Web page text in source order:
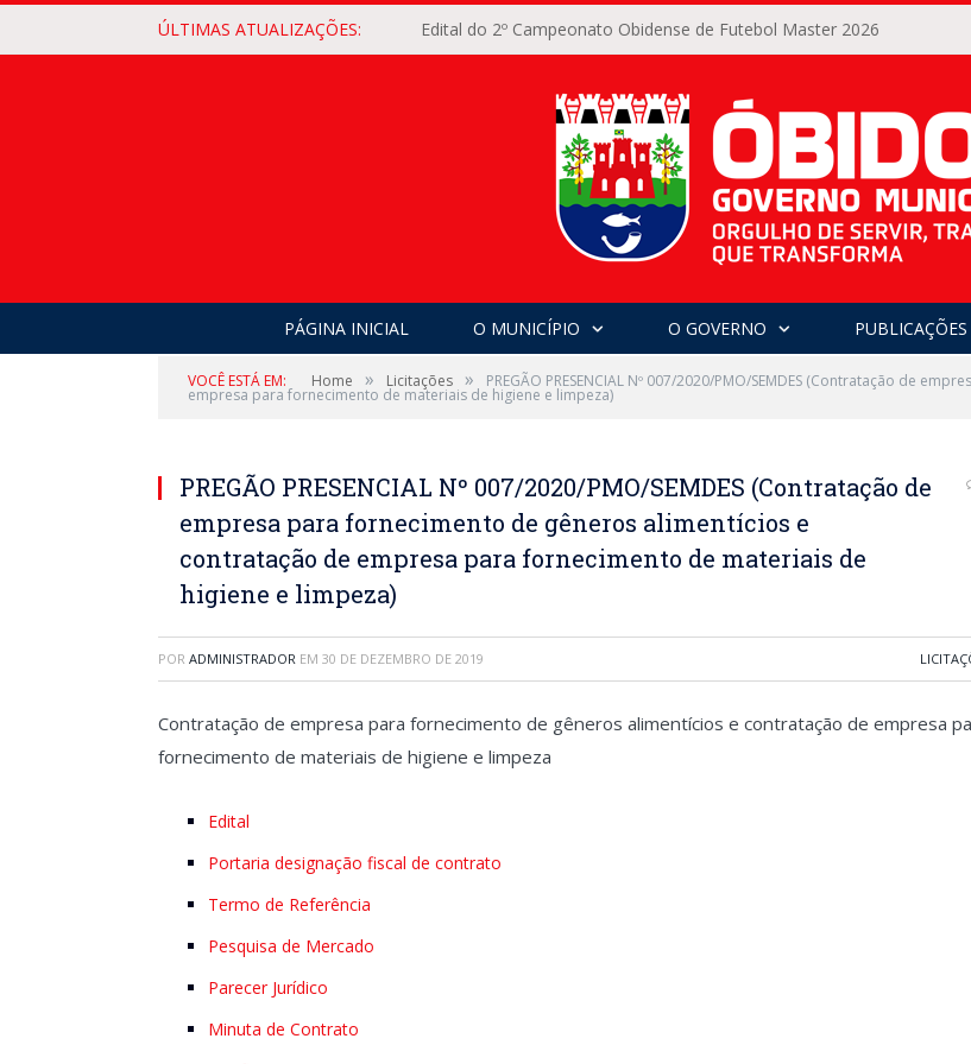
ÚLTIMAS ATUALIZAÇÕES: Edital do 2º Campeonato Obidense de Futebol Master 2026
PÁGINA INICIAL O MUNICÍPIO O GOVERNO PUBLICAÇÕES
VOCÊ ESTÁ EM: Home » Licitações » PREGÃO PRESENCIAL Nº 007/2020/PMO/SEMDES (Contratação de
empresa para fornecimento de materiais de higiene e limpeza)
PREGÃO PRESENCIAL Nº 007/2020/PMO/SEMDES (Contratação de
empresa para fornecimento de gêneros alimentícios e
contratação de empresa para fornecimento de materiais de
higiene e limpeza)
POR ADMINISTRADOR EM 30 DE DEZEMBRO DE 2019
Contratação de empresa para fornecimento de gêneros alimentícios e contratação de empresa
fornecimento de materiais de higiene e limpeza
Edital
Portaria designação fiscal de contrato
Termo de Referência
Pesquisa de Mercado
Parecer Jurídico
Minuta de Contrato